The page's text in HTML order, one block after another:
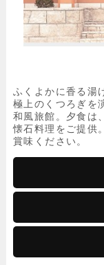
ふくよかに香る湯
極上のくつろぎを
和風旅館。夕食は
懐石料理をご提供
賞味ください。